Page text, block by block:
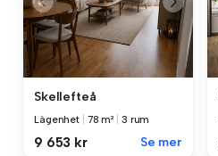
Skellefteå
Lägenhet 78 m² 3 rum
9 653 kr Se mer